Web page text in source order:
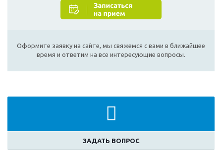
Оформите заявку на сайте, мы свяжемся с вами в ближайшее
время и ответим на все интересующие вопросы.
ЗАДАТЬ ВОПРОС